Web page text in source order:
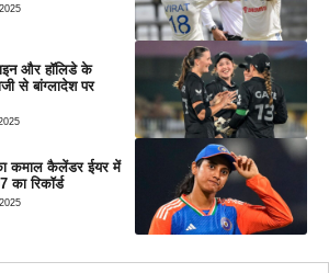
और हॉलिडे के
से बांग्लादेश पर
कमाल कैलेंडर ईयर में
का रिकॉर्ड